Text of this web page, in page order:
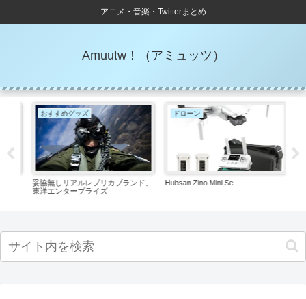
アニメ・音楽・Twitterまとめ
Amuutw！（アミュッツ）
おすすめグッズ
妥協無しリアルレプリカブランド、
東洋エンタープライズ
ドローン
Hubsan Zino Mini Se